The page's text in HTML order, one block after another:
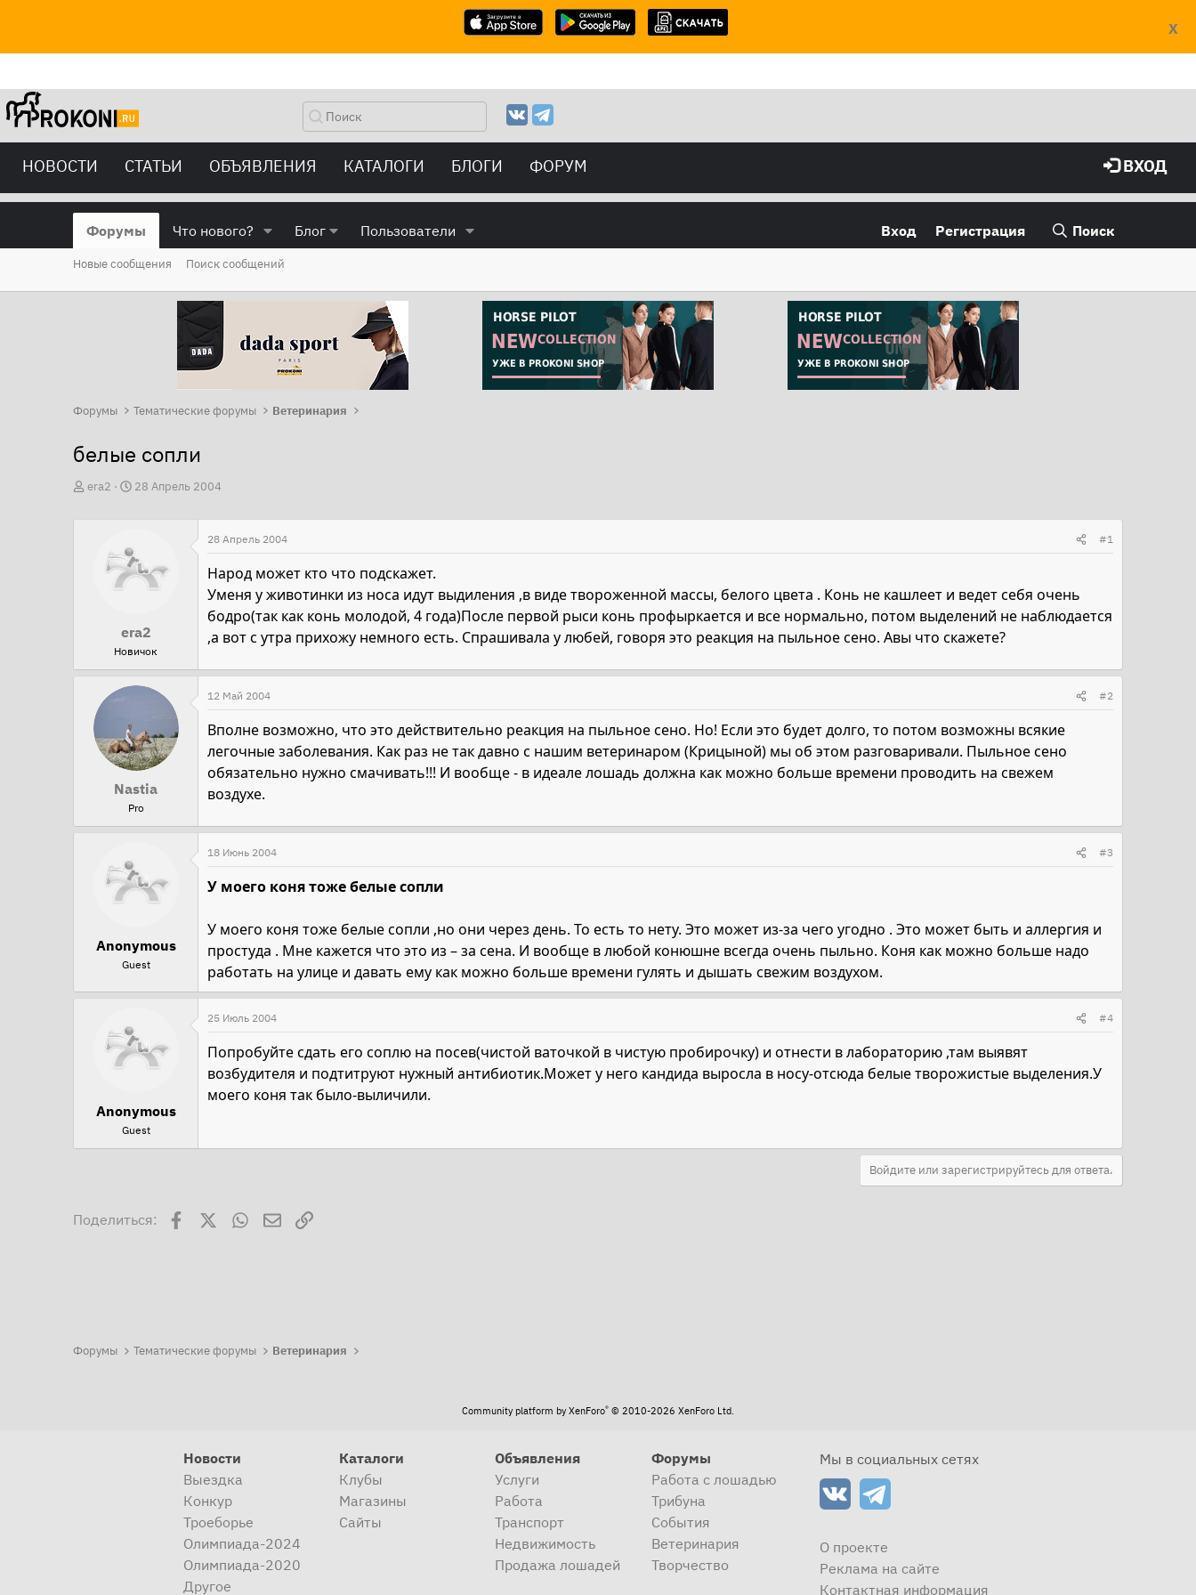
X
НОВОСТИ СТАТЬИ ОБЪЯВЛЕНИЯ КАТАЛОГИ БЛОГИ ФОРУМ ВХОД
Форумы Что нового? Блог Пользователи Вход Регистрация Поиск
Новые сообщения Поиск сообщений
Форумы Тематические форумы Ветеринария
белые сопли
А
era2
Д
н
а
л
28 Апрель 2004
era2
Новичок
28 Апрель 2004 #1
Народ может кто что подскажет.
Уменя у животинки из носа идут выдиления ,в виде твороженной массы, белого цвета . Конь не кашлеет и ведет себя очень
бодро(так как конь молодой, 4 года)После первой рыси конь профыркается и все нормально, потом выделений не наблюдается
,а вот с утра прихожу немного есть. Спрашивала у любей, говоря это реакция на пыльное сено. Авы что скажете?
Nastia
Pro
12 Май 2004 #2
Вполне возможно, что это действительно реакция на пыльное сено. Но! Если это будет долго, то потом возможны всякие
легочные заболевания. Как раз не так давно с нашим ветеринаром (Крицыной) мы об этом разговаривали. Пыльное сено
обязательно нужно смачивать!!! И вообще - в идеале лошадь должна как можно больше времени проводить на свежем
воздухе.
Anonymous
Guest
18 Июнь 2004 #3
У моего коня тоже белые сопли
У моего коня тоже белые сопли ,но они через день. То есть то нету. Это может из-за чего угодно . Это может быть и аллергия и
простуда . Мне кажется что это из – за сена. И вообще в любой конюшне всегда очень пыльно. Коня как можно больше надо
работать на улице и давать ему как можно больше времени гулять и дышать свежим воздухом.
Anonymous
Guest
25 Июль 2004 #4
Попробуйте сдать его соплю на посев(чистой ваточкой в чистую пробирочку) и отнести в лабораторию ,там выявят
возбудителя и подтитруют нужный антибиотик.Может у него кандида выросла в носу-отсюда белые творожистые выделения.У
моего коня так было-выличили.
Войдите или зарегистрируйтесь для ответа.
Поделиться: FacebookWhatsAppЭлектронная почта
Ссылка
Форумы Тематические форумы Ветеринария
Community platform by XenForo® © 2010-2026 XenForo Ltd.
Новости
Выездка
Конкур
Троеборье
Олимпиада-2024
Олимпиада-2020
Другое
Каталоги
Клубы
Магазины
Сайты
Объявления
Услуги
Работа
Транспорт
Недвижимость
Продажа лошадей
Форумы
Работа с лошадью
Трибуна
События
Ветеринария
Творчество
Мы в социальных сетях
О проекте
Реклама на сайте
Контактная информация